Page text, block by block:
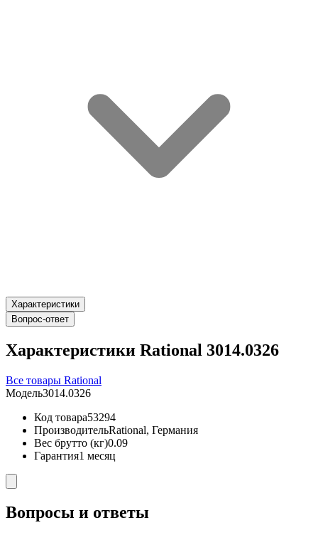
Характеристики
Вопрос-ответ
Характеристики Rational 3014.0326
Все товары Rational
Модель3014.0326
Код товара53294
ПроизводительRational, Германия
Вес брутто (кг)0.09
Гарантия1 месяц
Вопросы и ответы